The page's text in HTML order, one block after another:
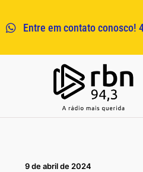
Entre em contato conosco!
9 de abril de 2024